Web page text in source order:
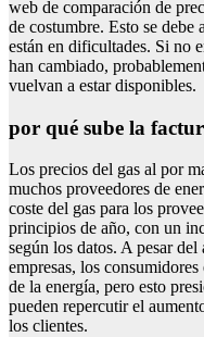
web de comparación de
de costumbre. Esto se debe
están en dificultades. Si no
han cambiado,
vuelvan a estar disponibles.
por qué sube la
Los precios del gas al por
muchos proveedores de
coste del gas para los
principios de año, con un
según los datos. A pesar del
empresas, los
de la energía, pero esto
pueden repercutir el
los clientes.